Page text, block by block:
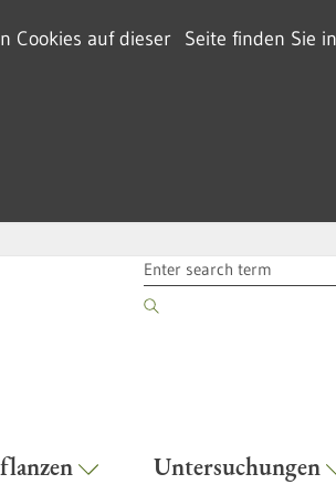
Cookies auf dieser Seite finden Sie
SEARCH TERM
Untersuchungen